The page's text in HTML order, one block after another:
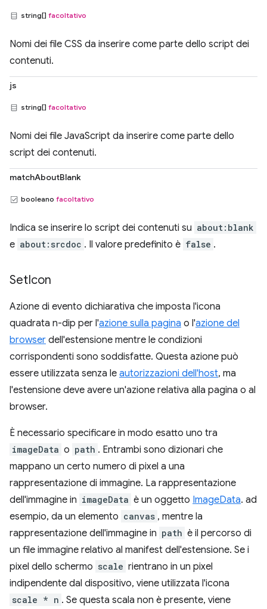
string[] facoltativo
Nomi dei file CSS da inserire come parte dello script dei
contenuti.
js
string[] facoltativo
Nomi dei file JavaScript da inserire come parte dello
script dei contenuti.
matchAboutBlank
booleano facoltativo
Indica se inserire lo script dei contenuti su about:blank
e about:srcdoc . Il valore predefinito è false .
SetIcon
Azione di evento dichiarativa che imposta l'icona
quadrata n-dip per l'azione sulla pagina o l'azione del
browser dell'estensione mentre le condizioni
corrispondenti sono soddisfatte. Questa azione può
essere utilizzata senza le autorizzazioni dell'host, ma
l'estensione deve avere un'azione relativa alla pagina o al
browser.
È necessario specificare in modo esatto uno tra
imageData o path . Entrambi sono dizionari che
mappano un certo numero di pixel a una
rappresentazione di immagine. La rappresentazione
dell'immagine in imageData è un oggetto ImageData. ad
esempio, da un elemento canvas , mentre la
rappresentazione dell'immagine in path è il percorso di
un file immagine relativo al manifest dell'estensione. Se i
pixel dello schermo scale rientrano in un pixel
indipendente dal dispositivo, viene utilizzata l'icona
scale * n . Se questa scala non è presente, viene